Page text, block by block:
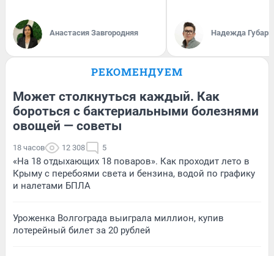
Анастасия Завгородняя Надежда Губарь
РЕКОМЕНДУЕМ
Может столкнуться каждый. Как
бороться с бактериальными болезнями
овощей — советы
18 часов 12 308 5
«На 18 отдыхающих 18 поваров». Как проходит лето в
Крыму с перебоями света и бензина, водой по графику
и налетами БПЛА
Уроженка Волгограда выиграла миллион, купив
лотерейный билет за 20 рублей